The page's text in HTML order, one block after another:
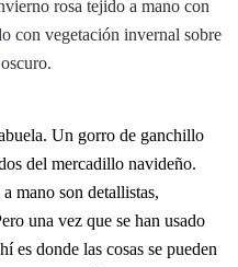
Un gorro de ganchillo
del mercadillo navideño.
mano son detallistas,
una vez que se han usado
es donde las cosas se pueden